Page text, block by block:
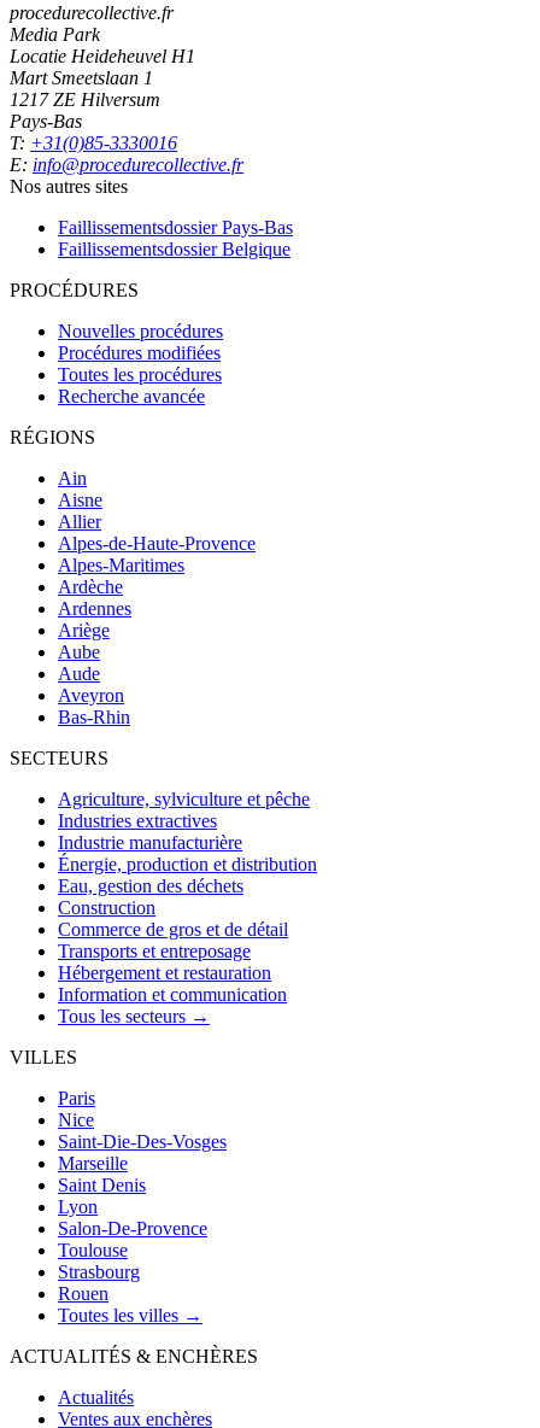
procedurecollective.fr
Media Park
Locatie Heideheuvel H1
Mart Smeetslaan 1
1217 ZE Hilversum
Pays-Bas
T: +31(0)85-3330016
E: info@procedurecollective.fr
Nos autres sites
Faillissementsdossier Pays-Bas
Faillissementsdossier Belgique
PROCÉDURES
Nouvelles procédures
Procédures modifiées
Toutes les procédures
Recherche avancée
RÉGIONS
Ain
Aisne
Allier
Alpes-de-Haute-Provence
Alpes-Maritimes
Ardèche
Ardennes
Ariège
Aube
Aude
Aveyron
Bas-Rhin
SECTEURS
Agriculture, sylviculture et pêche
Industries extractives
Industrie manufacturière
Énergie, production et distribution
Eau, gestion des déchets
Construction
Commerce de gros et de détail
Transports et entreposage
Hébergement et restauration
Information et communication
Tous les secteurs →
VILLES
Paris
Nice
Saint-Die-Des-Vosges
Marseille
Saint Denis
Lyon
Salon-De-Provence
Toulouse
Strasbourg
Rouen
Toutes les villes →
ACTUALITÉS & ENCHÈRES
Actualités
Ventes aux enchères